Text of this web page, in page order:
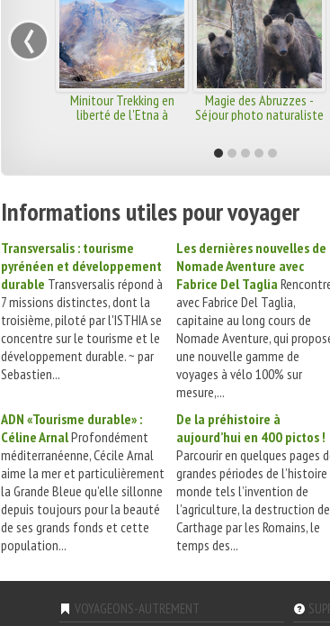
Minitour Trekking en
liberté de l'Etna à
Magie des Abruzzes -
Séjour photo naturaliste
‹
Informations utiles pour voyager
Transversalis : tourisme
pyrénéen et développement
durable Transversalis répond à
7 missions distinctes, dont la
troisième, piloté par l'ISTHIA se
concentre sur le tourisme et le
développement durable. ~ par
Sebastien...
Les dernières nouvelles de
Nomade Aventure avec
Fabrice Del Taglia
avec Fabrice Del Taglia,
capitaine au long cours de
Nomade Aventure, qui
une nouvelle gamme de
voyages à vélo 100% sur
mesure,...
ADN «Tourisme durable» :
Céline ArnalProfondément
méditerranéenne, Cécile Arnal
aime la mer et particulièrement
la Grande Bleue qu’elle sillonne
depuis toujours pour la beauté
de ses grands fonds et cette
population...
De la préhistoire à
aujourd’hui en 400 pictos !
Parcourir en quelques pages
grandes périodes de l’histoire
monde tels l’invention de
l’agriculture, la destruction de
Carthage par les Romains, le
temps des...
VOYAGEONS-AUTREMENT